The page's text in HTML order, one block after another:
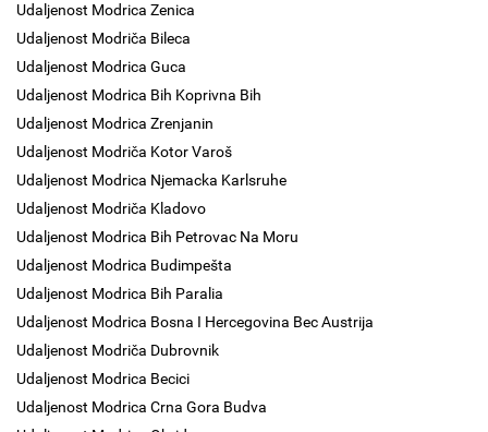
Udaljenost Modrica Zenica
Udaljenost Modriča Bileca
Udaljenost Modrica Guca
Udaljenost Modrica Bih Koprivna Bih
Udaljenost Modrica Zrenjanin
Udaljenost Modriča Kotor Varoš
Udaljenost Modrica Njemacka Karlsruhe
Udaljenost Modriča Kladovo
Udaljenost Modrica Bih Petrovac Na Moru
Udaljenost Modrica Budimpešta
Udaljenost Modrica Bih Paralia
Udaljenost Modrica Bosna I Hercegovina Bec Austrija
Udaljenost Modriča Dubrovnik
Udaljenost Modrica Becici
Udaljenost Modrica Crna Gora Budva